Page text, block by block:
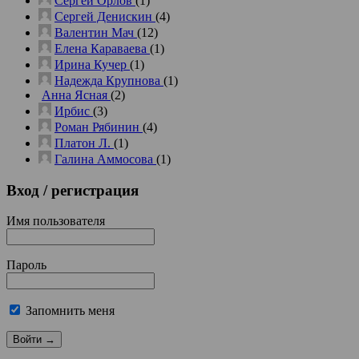
Сергей Денискин (4)
Валентин Мач (12)
Елена Караваева (1)
Ирина Кучер (1)
Надежда Крупнова (1)
Анна Ясная (2)
Ирбис (3)
Роман Рябинин (4)
Платон Л. (1)
Галина Аммосова (1)
Вход / регистрация
Имя пользователя
Пароль
Запомнить меня